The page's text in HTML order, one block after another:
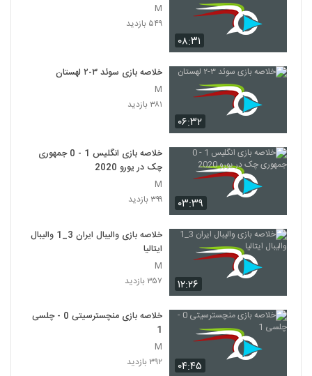
۰۸:۳۱
M
۵۴۹ بازدید
۰۶:۳۲
خلاصه بازی سوئد ۳-۲ لهستان
M
۳۸۱ بازدید
۰۳:۳۹
خلاصه بازی انگلیس 1 - 0 جمهوری
چک در یورو 2020
M
۳۹۹ بازدید
۱۲:۲۶
خلاصه بازی والیبال ایران 3_1 والیبال
ایتالیا
M
۳۵۷ بازدید
۰۴:۴۵
خلاصه بازی منچسترسیتی 0 - چلسی
1
M
۳۹۲ بازدید